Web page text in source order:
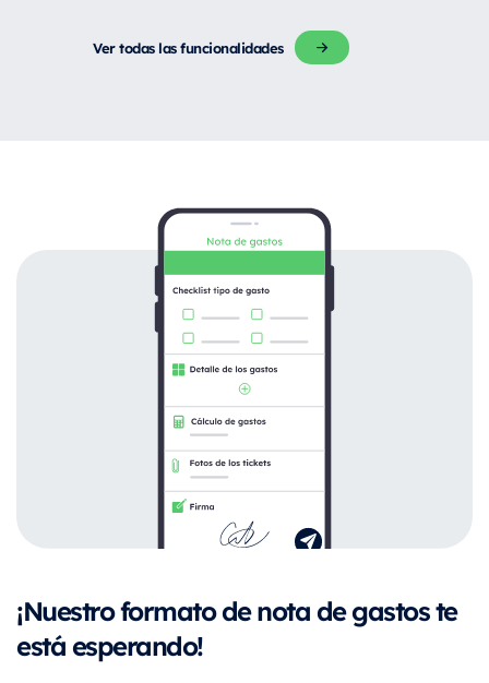
Ver todas las funcionalidades
¡Nuestro formato de nota de gastos te
está esperando!